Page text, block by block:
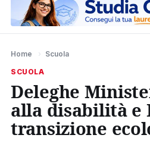
Home › Scuola
SCUOLA
Deleghe
alla disabilità e
transizione